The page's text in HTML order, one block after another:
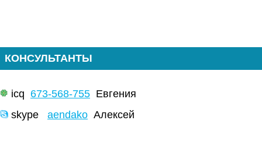
КОНСУЛЬТАНТЫ
icq 673-568-755 Евгения
skype aendako Алексей